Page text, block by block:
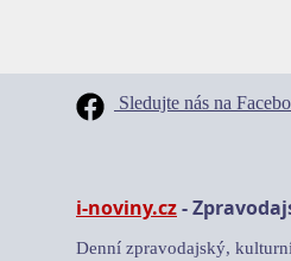
Sledujte nás na
i-noviny.cz-
Denní zpravodajský,